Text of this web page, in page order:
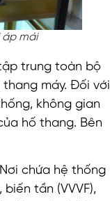
áp mái
trung toàn bộ
thang máy. Đối với
không gian
hố thang. Bên
Nơi chứa hệ thống
tần (VVVF),